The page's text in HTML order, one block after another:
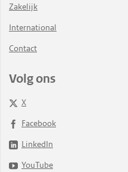
Zakelijk
International
Contact
Volg ons
X
Facebook
LinkedIn
YouTube